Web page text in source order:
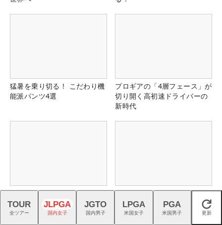
猛暑を乗り切る！ こだわり機
能派パンツ4選
プロギアの「4層フェース」が
切り開く高初速ドライバーの
新時代
パターこじらせ記者が
「TRTL」で大改善
プロギアのRS DUOはFW・UT
も完成度が高く購入者続出！
閉じる
TOUR
全ツアー
JLPGA
国内女子
JGTO
国内男子
LPGA
米国女子
PGA
米国男子 更新